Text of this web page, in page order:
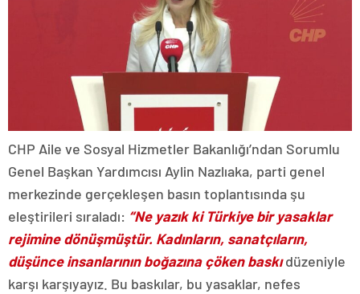
CHP Aile ve Sosyal Hizmetler Bakanlığı’ndan Sorumlu
Genel Başkan Yardımcısı Aylin Nazlıaka, parti genel
merkezinde gerçekleşen basın toplantısında şu
eleştirileri sıraladı: “Ne yazık ki Türkiye bir yasaklar
rejimine dönüşmüştür. Kadınların, sanatçıların,
düşünce insanlarının boğazına çöken baskıdüzeniyle
karşı karşıyayız. Bu baskılar, bu yasaklar, nefes